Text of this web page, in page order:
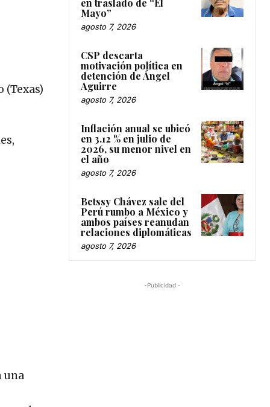
(Texas)
una
en traslado de “El
Mayo”
agosto 7, 2026
CSP descarta
motivación política en
detención de Ángel
Aguirre
agosto 7, 2026
Inflación anual se ubicó
en 3.12 % en julio de
2026, su menor nivel en
el año
agosto 7, 2026
Betssy Chávez sale del
Perú rumbo a México y
ambos países reanudan
relaciones diplomáticas
agosto 7, 2026
-Publicidad -